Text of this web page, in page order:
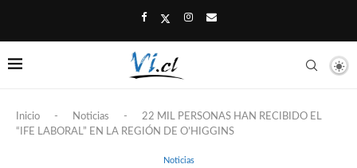
Inicio - Noticias -
22 MIL PERSONAS HAN RECIBIDO EL
“IFE LABORAL” EN LA REGIÓN DE O’HIGGINS
Noticias